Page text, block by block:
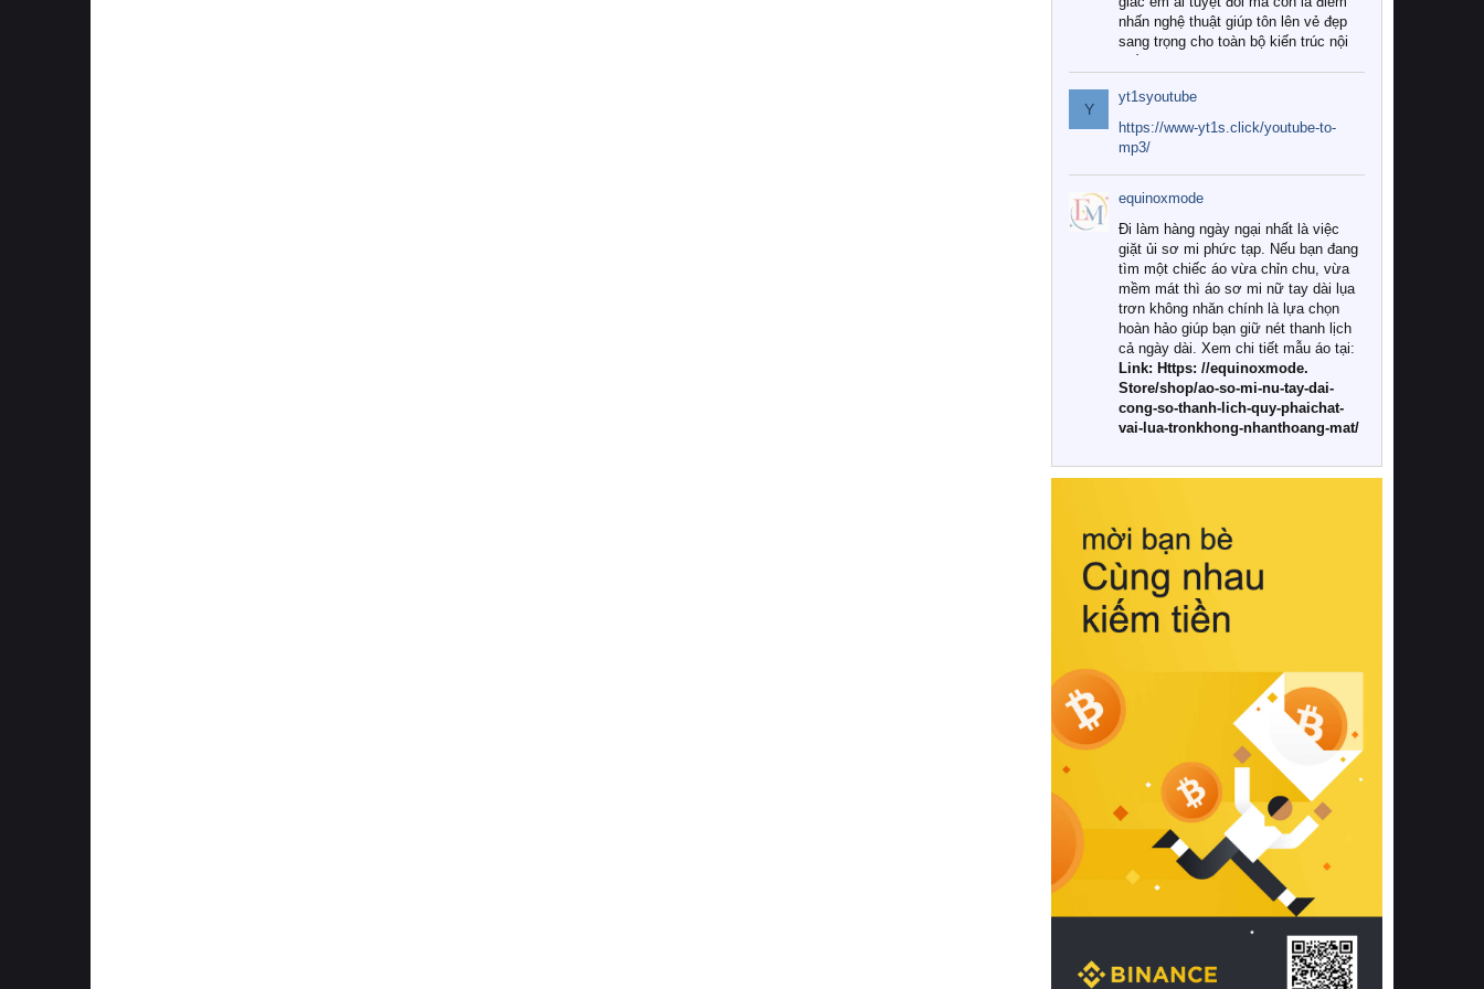
nhấn nghệ thuật giúp tôn lên vẻ đẹp
sang trọng cho toàn bộ kiến trúc nội
Tuy nhiên, giữa thị trường đa dạng
với vô vàn thương hiệu và mẫu mã
như hiện nay, làm thế nào để chọn
được những bộ chăn ga gối đệm cao
cấp thực sự chất lượng, phù hợp với
khí hậu và nhu cầu sử dụng của gia
đình? Hãy cùng chúng tôi đi tìm lời
giải đáp chi tiết qua bài viết dưới đây.
1. Tại sao các gia đình hiện đại lại ưa
chuộng chăn ga gối đệm cao cấp?
Khác với các dòng sản phẩm thông
thường, những bộ chăn ga gối đệm
cao cấp trải qua quy trình sản xuất
nghiêm ngặt từ khâu chọn lọc nguyên
liệu tự nhiên đến công nghệ dệt
nhuộm hiện đại không chứa hóa chất
này, bạn sẽ cảm nhận rõ rệt sự khác
hồi chuẩn xác của phần đệm nâng đỡ
cột sống.
Bên cạnh đó, việc lựa chọn các dòng
sản phẩm đạt chuẩn chất lượng quốc
tế còn giúp ngăn ngừa tình trạng kích
khuẩn và nấm mốc trong điều kiện
thời tiết nóng ẩm. Bạn có thể tìm hiểu
thêm các nghiên cứu khoa học về tác
động của giấc ngủ và môi trường
phòng ngủ đối với sức khỏe con
người tại Sleep Foundation (External
Link) để có cái nhìn toàn diện hơn.
2. Các tiêu chí vàng khi lựa chọn
chăn ga gối đệm cao cấp cho phòng
ngủ
Để sở hữu một bộ chăn ga gối đệm
cao cấp hoàn hảo cả về thẩm mỹ lẫn
công năng, người tiêu dùng cần cân
nhắc kỹ lưỡng các tiêu chí quan trọng
Y
yt1syoutube
https://www-yt1s.click/youtube-to-
mp3/
equinoxmode
Đi làm hàng ngày ngại nhất là việc
giặt ủi sơ mi phức tạp. Nếu bạn đang
tìm một chiếc áo vừa chỉn chu, vừa
mềm mát thì áo sơ mi nữ tay dài lụa
trơn không nhăn chính là lựa chọn
hoàn hảo giúp bạn giữ nét thanh lịch
cả ngày dài. Xem chi tiết mẫu áo tại:
Link: Https: //equinoxmode.
Store/shop/ao-so-mi-nu-tay-dai-
cong-so-thanh-lich-quy-phaichat-
vai-lua-tronkhong-nhanthoang-mat/